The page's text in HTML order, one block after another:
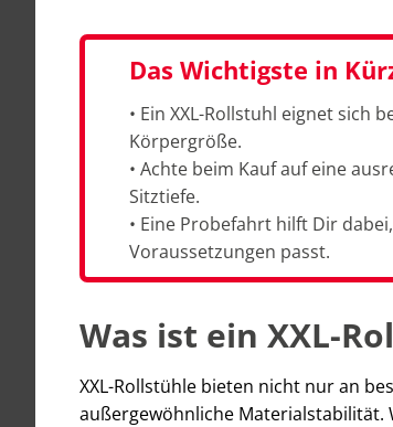
Das Wichtigste in
• Ein XXL-Rollstuhl eignet
Körpergröße.
• Achte beim Kauf auf eine
Sitztiefe.
• Eine Probefahrt hilft Dir
Voraussetzungen passt.
Was ist ein XXL-
XXL-Rollstühle bieten nicht nur an
außergewöhnliche Materialstabilität.